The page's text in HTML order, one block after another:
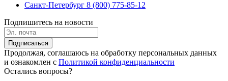
Санкт-Петербург 8 (800) 775-85-12
Подпишитесь на новости
Подписаться
Продолжая, соглашаюсь на обработку персональных данных
и ознакомлен с Политикой конфиденциальности
Остались вопросы?